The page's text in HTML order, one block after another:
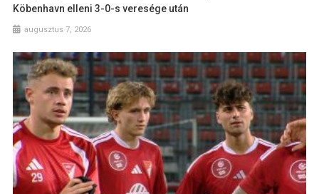
Köbenhavn elleni 3-0-s veresége után
augusztus 7, 2026